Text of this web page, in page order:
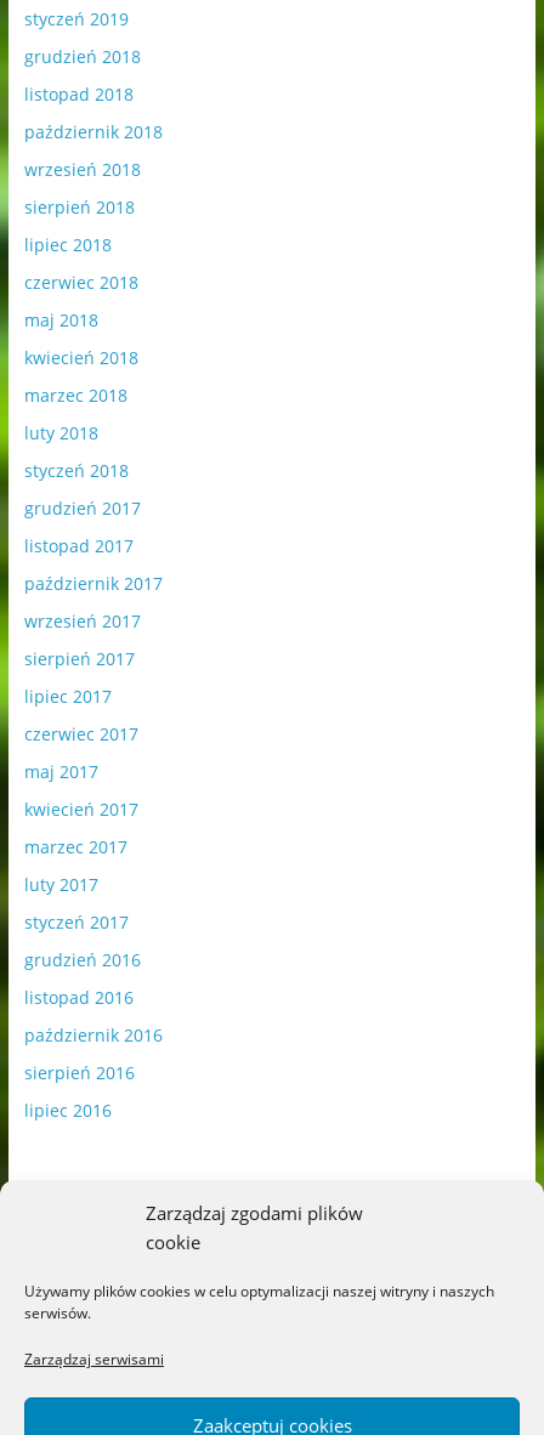
Zarządzaj zgodami plików
cookie
Używamy plików cookies w celu optymalizacji naszej witryny i naszych
serwisów.
Zarządzaj serwisami
Zaakceptuj cookies
styczeń 2019
grudzień 2018
listopad 2018
październik 2018
wrzesień 2018
sierpień 2018
lipiec 2018
czerwiec 2018
maj 2018
kwiecień 2018
marzec 2018
luty 2018
styczeń 2018
grudzień 2017
listopad 2017
październik 2017
wrzesień 2017
sierpień 2017
lipiec 2017
czerwiec 2017
maj 2017
kwiecień 2017
marzec 2017
luty 2017
styczeń 2017
grudzień 2016
listopad 2016
październik 2016
sierpień 2016
lipiec 2016